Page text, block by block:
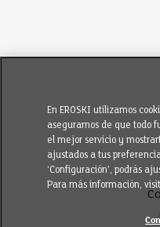
En EROSKI utilizamos
asegurarnos de que todo
el mejor servicio y
ajustados a tus
‘Configuración’, podrás
Para más información,